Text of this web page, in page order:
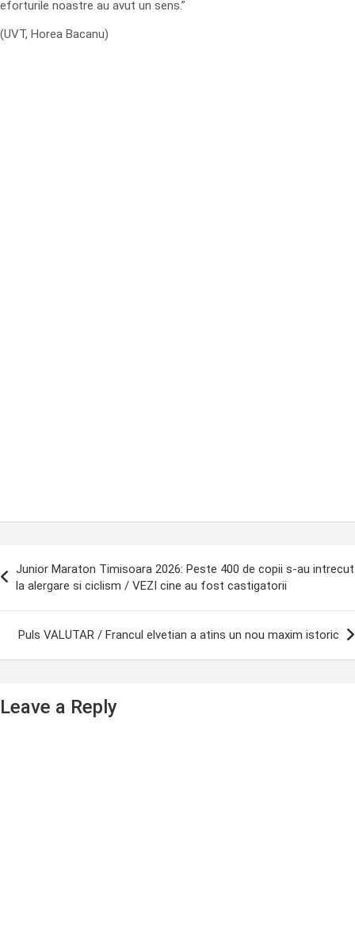
eforturile noastre au avut un sens.”
(UVT, Horea Bacanu)
Junior Maraton Timisoara 2026: Peste 400 de copii s-au intrecut
la alergare si ciclism / VEZI cine au fost castigatorii
Puls VALUTAR / Francul elvetian a atins un nou maxim istoric
Leave a Reply